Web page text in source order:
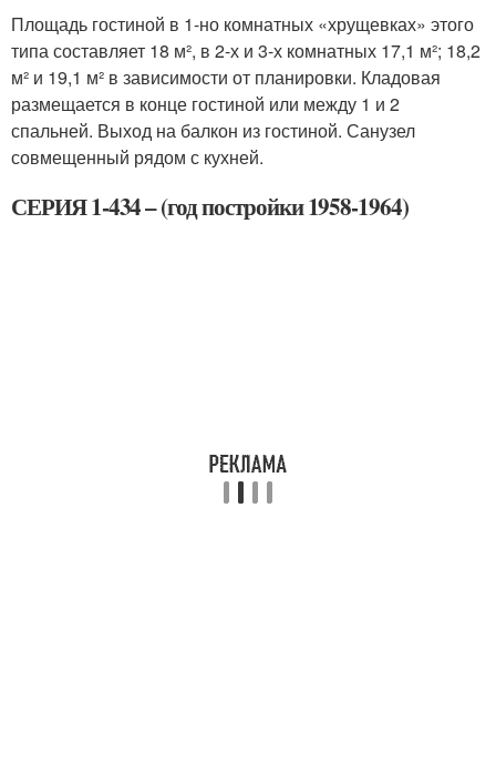
Площадь гостиной в 1-но комнатных «хрущевках» этого
типа составляет 18 м², в 2-х и 3-х комнатных 17,1 м²; 18,2
м² и 19,1 м² в зависимости от планировки. Кладовая
размещается в конце гостиной или между 1 и 2
спальней. Выход на балкон из гостиной. Санузел
совмещенный рядом с кухней.
СЕРИЯ 1-434 – (год постройки 1958-1964)